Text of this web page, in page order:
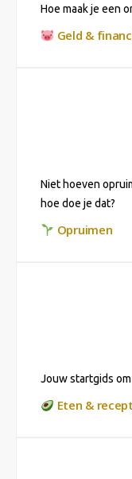
Hoe maak je een
Geld &
Niet hoeven
hoe doe je dat?
Opruimen
Jouw startgids
Eten &